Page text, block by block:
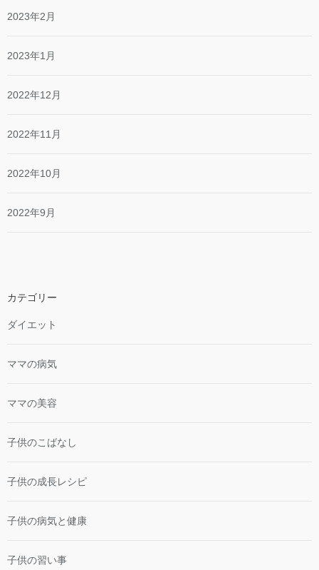
2023年2月
2023年1月
2022年12月
2022年11月
2022年10月
2022年9月
カテゴリー
ダイエット
ママの病気
ママの美容
子供のこばなし
子供の成長レシピ
子供の病気と健康
子供の習い事